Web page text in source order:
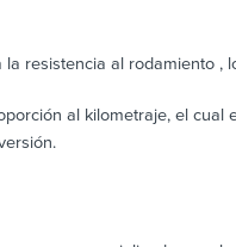
resistencia al rodamiento ,
al kilometraje, el